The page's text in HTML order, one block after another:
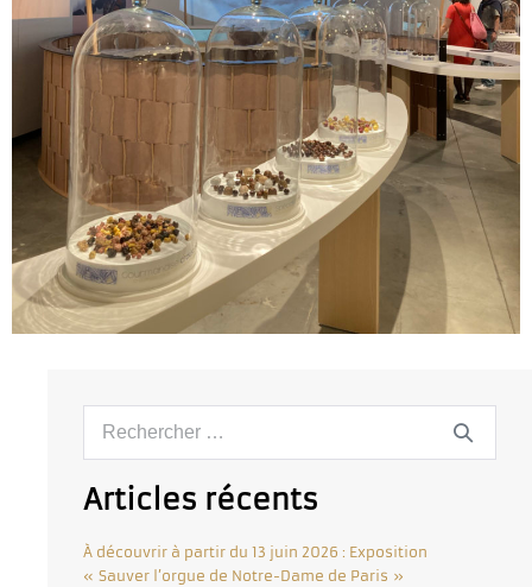
Articles récents
À découvrir à partir du 13 juin 2026 : Exposition
« Sauver l’orgue de Notre-Dame de Paris »